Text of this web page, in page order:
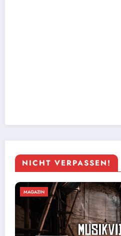
NICHT VERPASSEN!
MAGAZIN